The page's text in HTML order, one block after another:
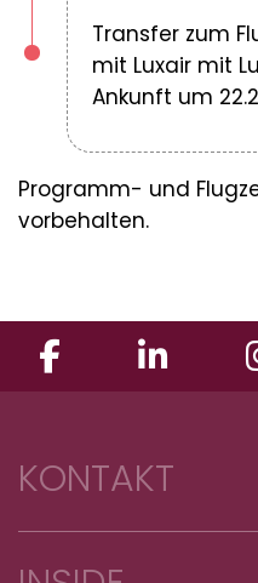
Transfer zum
mit Luxair mit
Ankunft um
Programm- und
vorbehalten.
KONTAKT